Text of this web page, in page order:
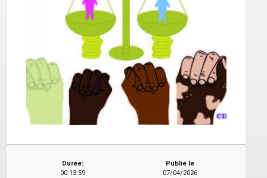
Durée:
00:13:59
Publié le
07/04/2026